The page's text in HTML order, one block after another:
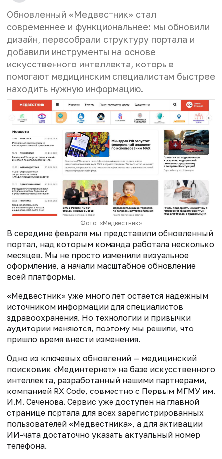
Обновленный «Медвестник» стал
современнее и функциональнее: мы обновили
дизайн, пересобрали структуру портала и
добавили инструменты на основе
искусственного интеллекта, которые
помогают медицинским специалистам быстрее
находить нужную информацию.
Фото: «Медвестник»
В середине февраля мы представили обновленный
портал, над которым команда работала несколько
месяцев. Мы не просто изменили визуальное
оформление, а начали масштабное обновление
всей платформы.
«Медвестник» уже много лет остается надежным
источником информации для специалистов
здравоохранения. Но технологии и привычки
аудитории меняются, поэтому мы решили, что
пришло время внести изменения.
Одно из ключевых обновлений — медицинский
поисковик «Мединтернет» на базе искусственного
интеллекта, разработанный нашими партнерами,
компанией RX Code, совместно с Первым МГМУ им.
И.М. Сеченова. Сервис уже доступен на главной
странице портала для всех зарегистрированных
пользователей «Медвестника», а для активации
ИИ-чата достаточно указать актуальный номер
телефона.